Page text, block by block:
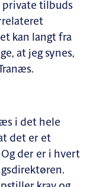
private tilbuds
kan langt fra
at jeg synes,
i det hele
det er et
der er i hvert